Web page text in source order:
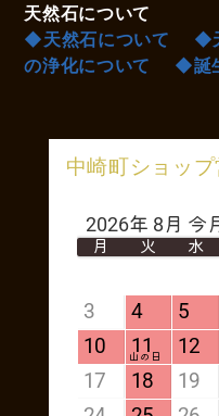
天然石について
◆天然石について
◆
の浄化について
◆誕
中崎町ショッ